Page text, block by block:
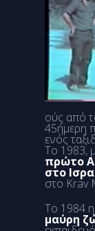
ούς από
45ήμερη
ενός
Το 1983,
πρώτο
στο
στο Krav
Το 1984
μαύρη